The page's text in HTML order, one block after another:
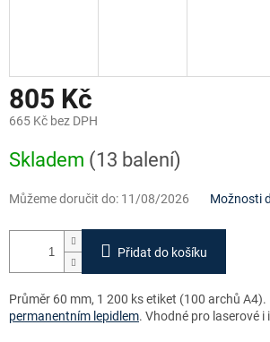
805 Kč
665 Kč bez DPH
cena:
Skladem (13 balení)
Můžeme doručit do: 11/08/2026 Možnosti
Přidat do košíku
Průměr 60 mm, 1 200 ks etiket (100 archů A4).
permanentním lepidlem. Vhodné pro laserové